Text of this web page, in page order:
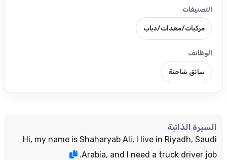
التصنيفات
مركبات/معدات/دباب
الوظائف
سائق شاحنة
السيرة الذاتية
Hi, my name is Shaharyab Ali, I live in Riyadh, Saudi
Arabia, and I need a truck driver job.